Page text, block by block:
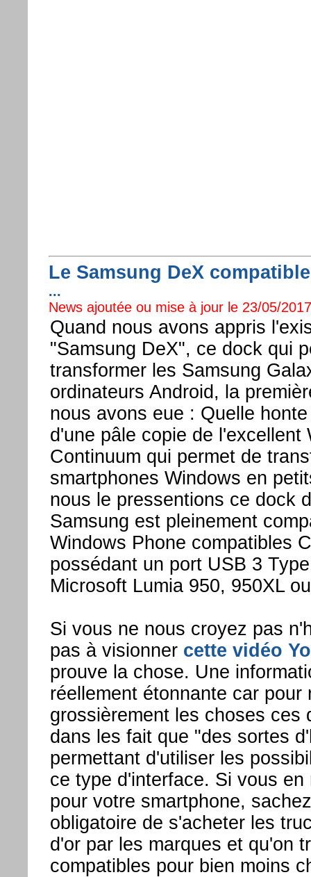
Le Samsung DeX
...
News ajoutée ou mise à jour le 23/05/
Quand nous avons appris
"Samsung DeX", ce dock qui
transformer les Samsung
ordinateurs Android, la
nous avons eue : Quelle
d'une pâle copie de l'excellent
Continuum qui permet de
smartphones Windows en
nous le pressentions ce dock
Samsung est pleinement
Windows Phone compatibles
possédant un port USB 3
Microsoft Lumia 950, 950XL
Si vous ne nous croyez pas
pas à visionner cette vidéo
prouve la chose. Une
réellement étonnante car pour
grossièrement les choses ces
dans les fait que "des sortes
permettant d'utiliser les
ce type d'interface. Si vous en
pour votre smartphone,
obligatoire de s'acheter les
d'or par les marques et qu'on
compatibles pour bien moins